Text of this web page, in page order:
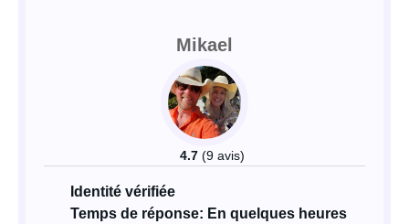
Mikael
4.7 (9 avis)
Identité vérifiée
Temps de réponse: En quelques heures